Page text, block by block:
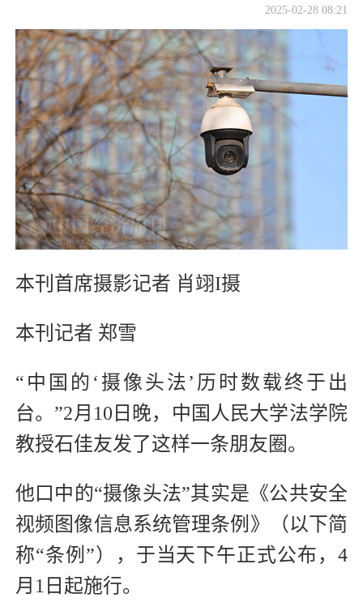
2025-02-28 08:21
本刊首席摄影记者 肖翊I摄
本刊记者 郑雪
“中国的‘摄像头法’历时数载终于出
台。”2月10日晚，中国人民大学法学院
教授石佳友发了这样一条朋友圈。
他口中的“摄像头法”其实是《公共安全
视频图像信息系统管理条例》（以下简
称“条例”），于当天下午正式公布，4
月1日起施行。